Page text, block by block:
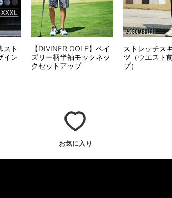
スト
イン
【DIVINER GOLF】ペイ
ズリー柄半袖モックネッ
クセットアップ
ストレッチス
ツ（ウエスト
プ）
お気に入り